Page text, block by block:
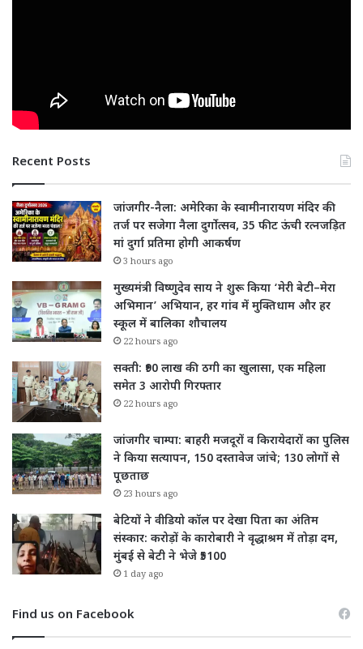
Recent Posts
जांजगीर-नैला: अमेरिका के स्वामीनारायण मंदिर की
तर्ज पर सजेगा नैला दुर्गोत्सव, 35 फीट ऊंची रत्नजड़ित
मां दुर्गा प्रतिमा होगी आकर्षण
3 hours ago
मुख्यमंत्री विष्णुदेव साय ने शुरू किया ‘मेरी बेटी–मेरा
अभिमान’ अभियान, हर गांव में मुक्तिधाम और हर
स्कूल में बालिका शौचालय
22 hours ago
सक्ती: ₹90 लाख की ठगी का खुलासा, एक महिला
समेत 3 आरोपी गिरफ्तार
22 hours ago
जांजगीर चाम्पा: बाहरी मजदूरों व किरायेदारों का पुलिस
ने किया सत्यापन, 150 दस्तावेज जांचे; 130 लोगों से
पूछताछ
23 hours ago
बेटियों ने वीडियो कॉल पर देखा पिता का अंतिम
संस्कार: करोड़ों के कारोबारी ने वृद्धाश्रम में तोड़ा दम,
मुंबई से बेटी ने भेजे ₹5100
1 day ago
Find us on Facebook